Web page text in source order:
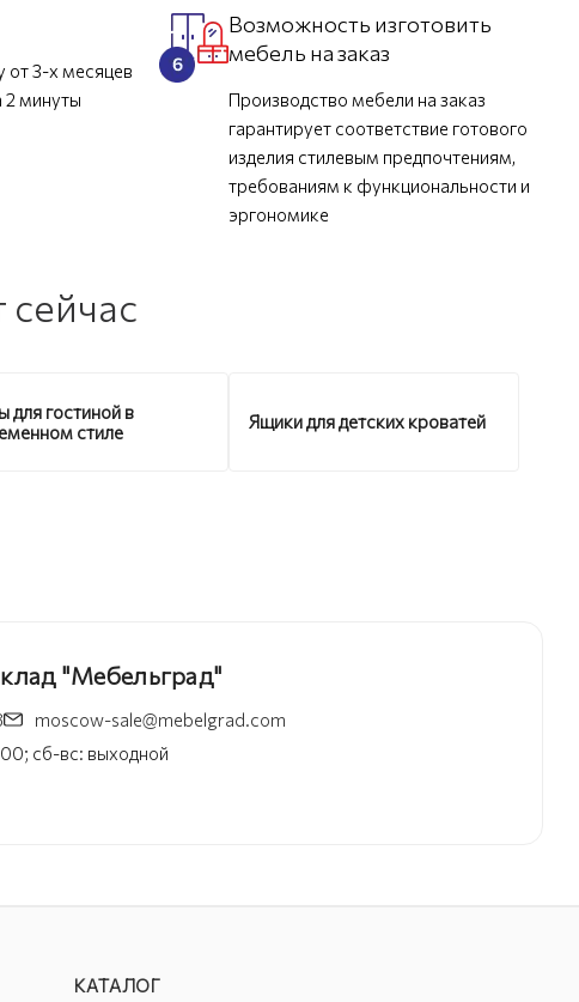
от 3-х месяцев
2 минуты
Возможность изготовить
мебель на заказ
Производство мебели на заказ
гарантирует соответствие готового
изделия стилевым предпочтениям,
требованиям к функциональности и
эргономике
для гостиной в
стиле
Ящики для детских кроватей
"Мебельград"
moscow-sale@mebelgrad.com
сб-вс: выходной
КАТАЛОГ